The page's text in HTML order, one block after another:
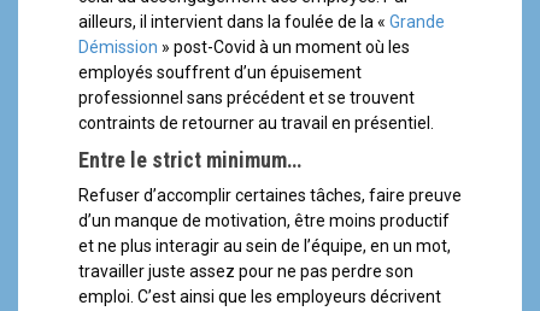
ailleurs, il intervient dans la foulée de la « Grande
Démission » post-Covid à un moment où les
employés souffrent d’un épuisement
professionnel sans précédent et se trouvent
contraints de retourner au travail en présentiel.
Entre le strict minimum…
Refuser d’accomplir certaines tâches, faire preuve
d’un manque de motivation, être moins productif
et ne plus interagir au sein de l’équipe, en un mot,
travailler juste assez pour ne pas perdre son
emploi. C’est ainsi que les employeurs décrivent